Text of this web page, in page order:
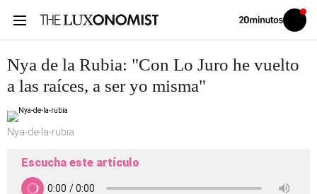
Volver
Iniciar
sesión
Nya de la Rubia: "Con Lo Juro he vuelto
a las raíces, a ser yo misma"
Nya-de-la-rubia
Escucha este artículo